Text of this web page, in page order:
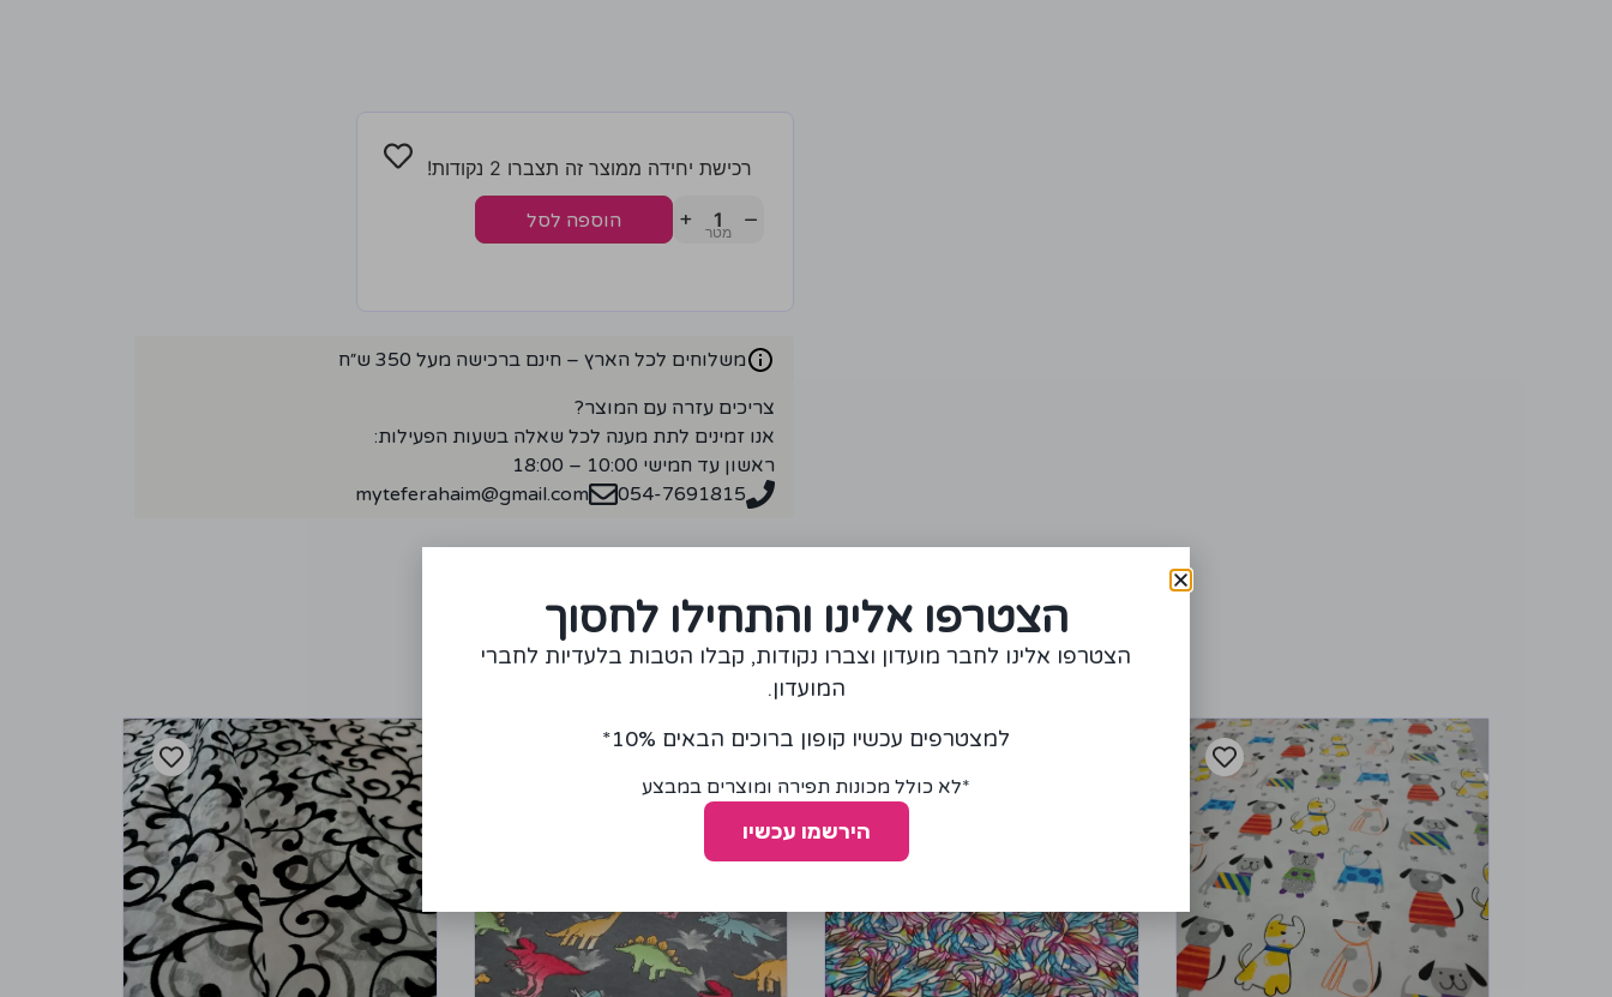
רכישת יחידה ממוצר זה תצברו 2 נקודות!
−
+ הוספה לסל
משלוחים לכל הארץ – חינם ברכישה מעל 350 ש״ח
צריכים עזרה עם המוצר?
אנו זמינים לתת מענה לכל שאלה בשעות הפעילות:
ראשון עד חמישי 10:00 – 18:00
054-7691815
myteferahaim@gmail.com
מומלצים עבורכם
הצטרפו אלינו והתחילו לחסוך
הצטרפו אלינו לחבר מועדון וצברו נקודות, קבלו הטבות בלעדיות לחברי
המועדון.
למצטרפים עכשיו קופון ברוכים הבאים 10%*
*לא כולל מכונות תפירה ומוצרים במבצע
הירשמו עכשיו